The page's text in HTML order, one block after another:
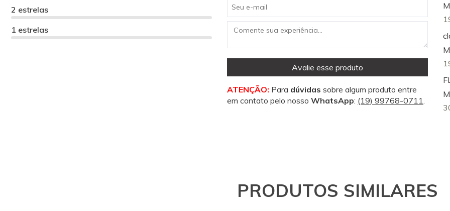
2 estrelas
1 estrelas
Avalie esse produto
ATENÇÃO: Para dúvidas sobre algum produto entre
em contato pelo nosso WhatsApp: (19) 99768-0711.
PRODUTOS SIMILARES